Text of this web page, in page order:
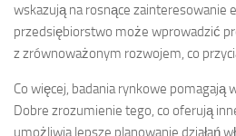
wskazują na rosnące zainteresowanie
przedsiębiorstwo może wprowadzić
z zrównoważonym rozwojem, co
Co więcej, badania rynkowe pomagają
Dobre zrozumienie tego, co oferują
umożliwia lepsze planowanie działań